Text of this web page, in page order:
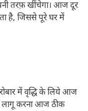
तरफ़ खींचेगा। आज दूर
है, जिससे पूरे घर में
में वृद्धि के लिये आज
लागू करना आज ठीक